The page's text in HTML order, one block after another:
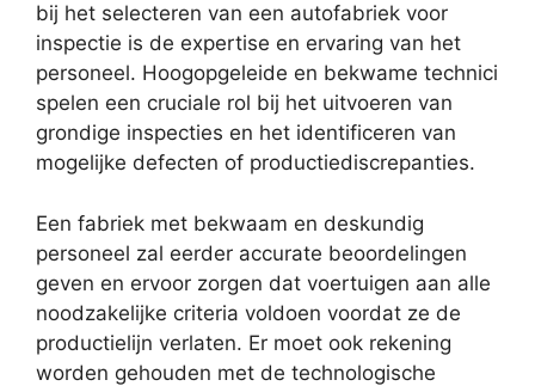
bij het selecteren van een autofabriek voor
inspectie is de expertise en ervaring van het
personeel. Hoogopgeleide en bekwame technici
spelen een cruciale rol bij het uitvoeren van
grondige inspecties en het identificeren van
mogelijke defecten of productiediscrepanties.
Een fabriek met bekwaam en deskundig
personeel zal eerder accurate beoordelingen
geven en ervoor zorgen dat voertuigen aan alle
noodzakelijke criteria voldoen voordat ze de
productielijn verlaten. Er moet ook rekening
worden gehouden met de technologische